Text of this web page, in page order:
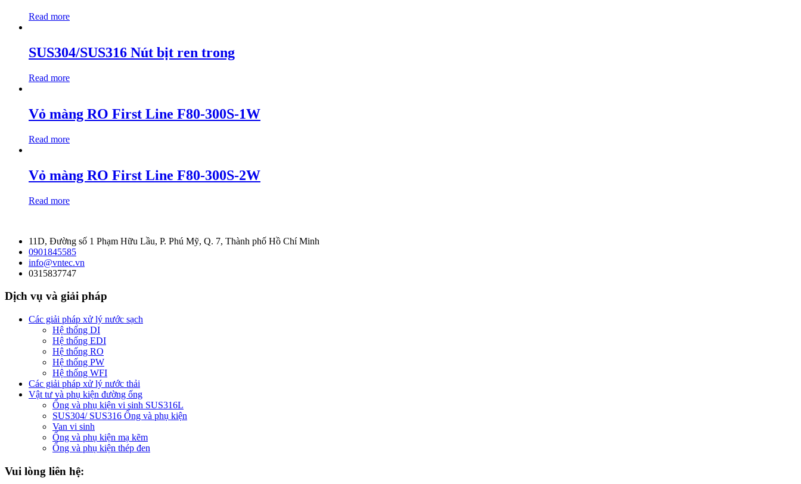
Read more
SUS304/SUS316 Nút bịt ren trong
Read more
Vỏ màng RO First Line F80-300S-1W
Read more
Vỏ màng RO First Line F80-300S-2W
Read more
11D, Đường số 1 Phạm Hữu Lầu, P. Phú Mỹ, Q. 7, Thành phố Hồ Chí Minh
0901845585
info@vntec.vn
0315837747
Dịch vụ và giải pháp
Các giải pháp xử lý nước sạch
Hệ thống DI
Hệ thống EDI
Hệ thống RO
Hệ thống PW
Hệ thống WFI
Các giải pháp xử lý nước thải
Vật tư và phụ kiện đường ống
Ống và phụ kiện vi sinh SUS316L
SUS304/ SUS316 Ống và phụ kiện
Van vi sinh
Ống và phụ kiện mạ kẽm
Ống và phụ kiện thép đen
Vui lòng liên hệ: